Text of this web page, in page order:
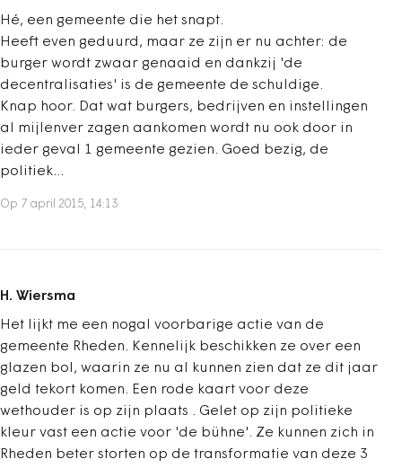
Hé, een gemeente die het snapt.
Heeft even geduurd, maar ze zijn er nu achter: de
burger wordt zwaar genaaid en dankzij 'de
decentralisaties' is de gemeente de schuldige.
Knap hoor. Dat wat burgers, bedrijven en instellingen
al mijlenver zagen aankomen wordt nu ook door in
ieder geval 1 gemeente gezien. Goed bezig, de
politiek...
Op 7 april 2015, 14:13
H. Wiersma
Het lijkt me een nogal voorbarige actie van de
gemeente Rheden. Kennelijk beschikken ze over een
glazen bol, waarin ze nu al kunnen zien dat ze dit jaar
geld tekort komen. Een rode kaart voor deze
wethouder is op zijn plaats . Gelet op zijn politieke
kleur vast een actie voor 'de bühne'. Ze kunnen zich in
Rheden beter storten op de transformatie van deze 3